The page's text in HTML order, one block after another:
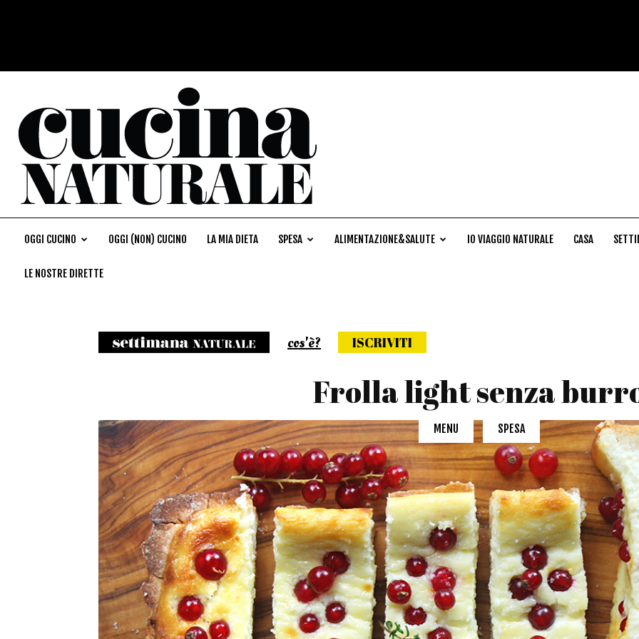
OGGI CUCINO OGGI (NON) CUCINO LA MIA DIETA SPESA ALIMENTAZIONE&SALUTE IO VIAGGIO NATURALE CASA
LE NOSTRE DIRETTE
Settimana naturale
cos'è? ISCRIVITI
Frolla light senza
MENU SPESA